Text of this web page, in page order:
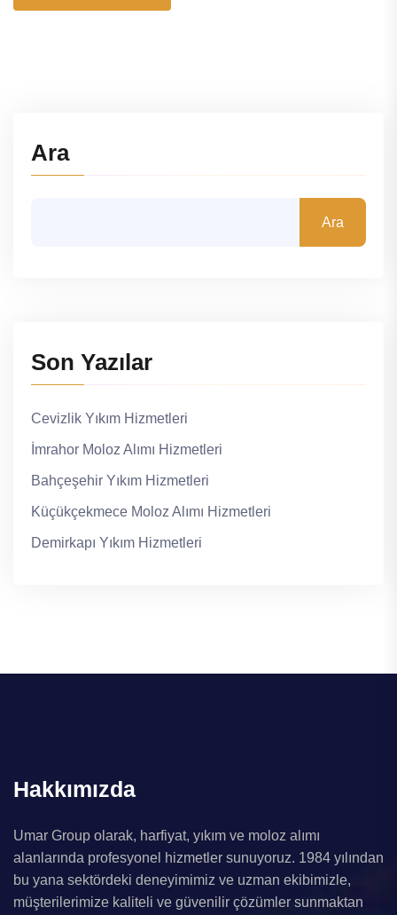
Ara
Ara
Son Yazılar
Cevizlik Yıkım Hizmetleri
İmrahor Moloz Alımı Hizmetleri
Bahçeşehir Yıkım Hizmetleri
Küçükçekmece Moloz Alımı Hizmetleri
Demirkapı Yıkım Hizmetleri
Hakkımızda
Umar Group olarak, harfiyat, yıkım ve moloz alımı
alanlarında profesyonel hizmetler sunuyoruz. 1984 yılından
bu yana sektördeki deneyimimiz ve uzman ekibimizle,
müşterilerimize kaliteli ve güvenilir çözümler sunmaktan